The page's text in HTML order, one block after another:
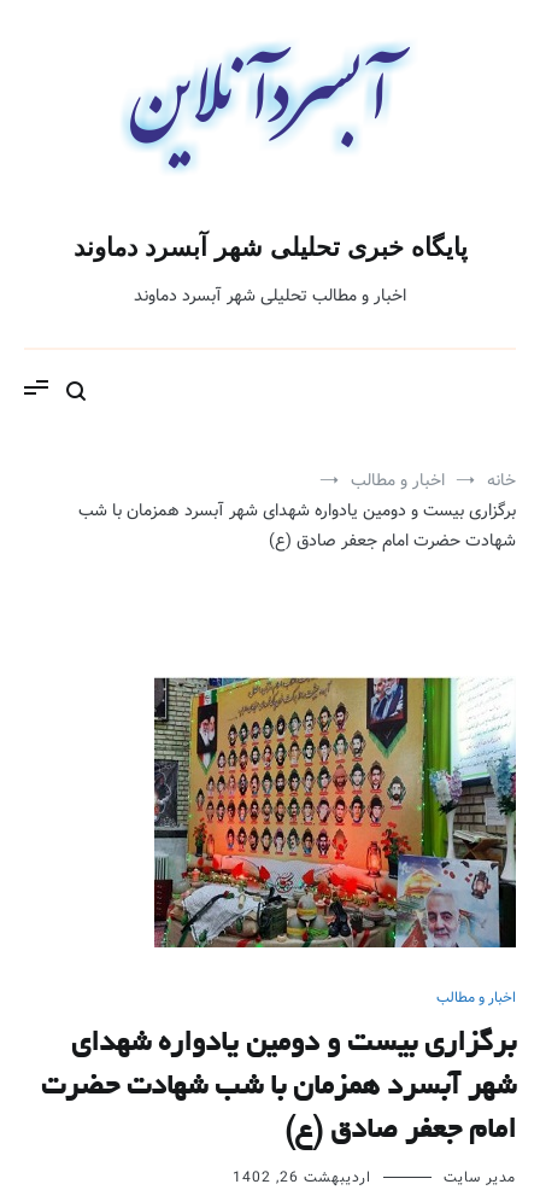
پایگاه خبری تحلیلی شهر آبسرد دماوند
اخبار و مطالب تحلیلی شهر آبسرد دماوند
خانه
اخبار و مطالب
برگزاری بیست و دومین یادواره شهدای شهر آبسرد همزمان با شب
شهادت حضرت امام جعفر صادق (ع)
اخبار و مطالب
برگزاری بیست و دومین یادواره شهدای
شهر آبسرد همزمان با شب شهادت حضرت
امام جعفر صادق (ع)
مدیر سایت اردیبهشت 26, 1402